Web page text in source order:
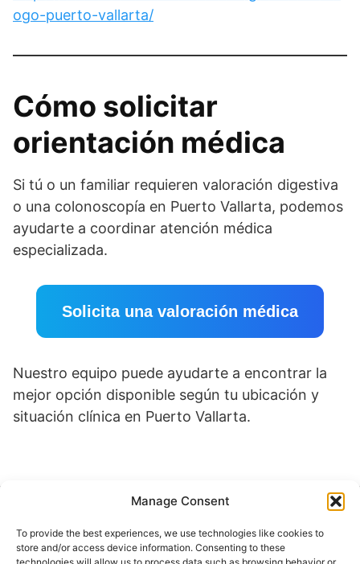
Manage Consent
To provide the best experiences, we use technologies like cookies to
store and/or access device information. Consenting to these
ogo-puerto-vallarta/
Cómo solicitar
orientación médica
Si tú o un familiar requieren valoración digestiva
o una colonoscopía en Puerto Vallarta, podemos
ayudarte a coordinar atención médica
especializada.
Solicita una valoración médica
Nuestro equipo puede ayudarte a encontrar la
mejor opción disponible según tu ubicación y
situación clínica en Puerto Vallarta.
Buscar